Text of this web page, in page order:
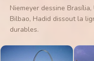
Niemeyer dessine
Bilbao, Hadid dissout la
durables.